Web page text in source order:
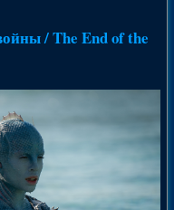
/ The End of the